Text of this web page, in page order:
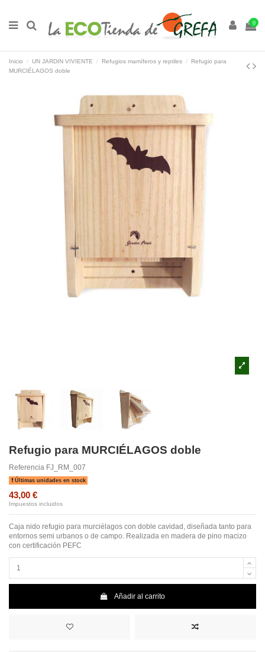
0
Inicio UN JARDIN VIVIENTE Refugios mamíferos y reptiles
Refugio para
MURCIÉLAGOS doble
Refugio para MURCIÉLAGOS doble
Referencia FJ_RM_007
Últimas unidades en stock
43,00 €
Impuestos incluidos
Caja nido refugio para murciélagos con doble cavidad, diseñada tanto para
entornos semi urbanos o de campo. Realizada en madera de pino macizo
con certificación PEFC
Añadir al carrito